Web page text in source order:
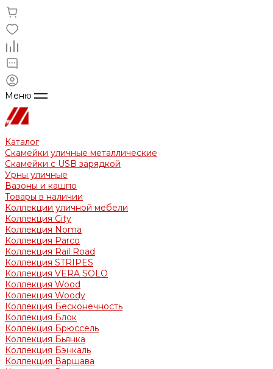
Меню
Каталог
Скамейки уличные металлические
Скамейки с USB зарядкой
Урны уличные
Вазоны и кашпо
Товары в наличии
Коллекции уличной мебели
Коллекция City
Коллекция Noma
Коллекция Parco
Коллекция Rail Road
Коллекция STRIPES
Коллекция VERA SOLO
Коллекция Wood
Коллекция Woody
Коллекция Бесконечность
Коллекция Блок
Коллекция Брюссель
Коллекция Бьянка
Коллекция Бэнкаль
Коллекция Варшава